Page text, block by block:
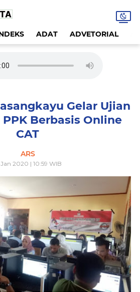
ADAT ADVETORIAL
Gelar Ujian
Berbasis Online
CAT
ARS
Jan 2020 | 10:59 WIB